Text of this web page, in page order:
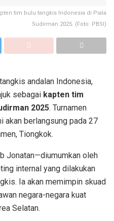
tim bulu tangkis Indonesia di Piala
Sudirman 2025. (Foto: PBSI)
andalan Indonesia,
sebagai kapten tim
2025. Turnamen
akan berlangsung pada 27
Tiongkok.
Jonatan—diumumkan oleh
internal yang dilakukan
Ia akan memimpin skuad
negara-negara kuat
Selatan.